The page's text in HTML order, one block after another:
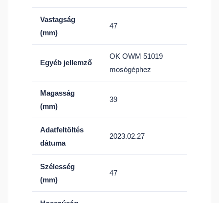
Vastagság
(mm)
47
Egyéb jellemző
OK OWM 51019
mosógéphez
Magasság
(mm)
39
Adatfeltöltés
dátuma
2023.02.27
Szélesség
(mm)
47